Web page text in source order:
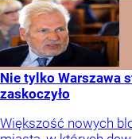
Nie tylko Warszawa
zaskoczyło
Większość nowych